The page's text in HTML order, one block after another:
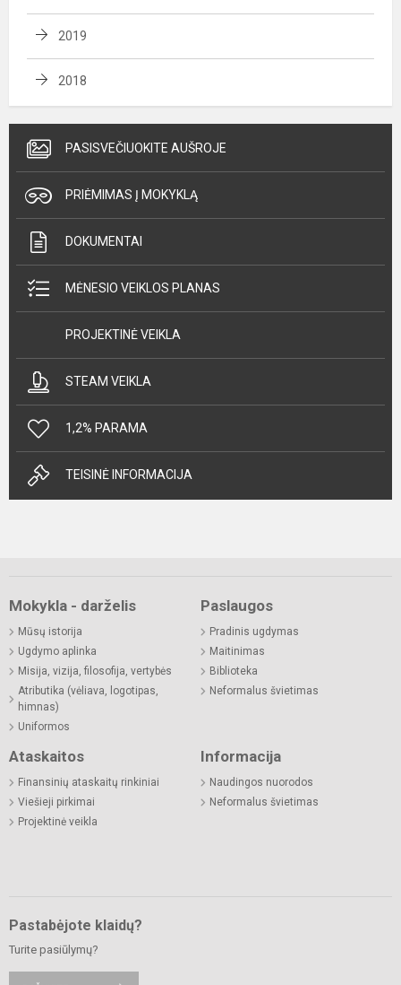
2019
2018
PASISVEČIUOKITE AUŠROJE
PRIĖMIMAS Į MOKYKLĄ
DOKUMENTAI
MĖNESIO VEIKLOS PLANAS
PROJEKTINĖ VEIKLA
STEAM VEIKLA
1,2% PARAMA
TEISINĖ INFORMACIJA
Mokykla - darželis
Mūsų istorija
Ugdymo aplinka
Misija, vizija, filosofija, vertybės
Atributika (vėliava, logotipas,
himnas)
Uniformos
Paslaugos
Pradinis ugdymas
Maitinimas
Biblioteka
Neformalus švietimas
Ataskaitos
Finansinių ataskaitų rinkiniai
Viešieji pirkimai
Projektinė veikla
Informacija
Naudingos nuorodos
Neformalus švietimas
Pastabėjote klaidų?
Turite pasiūlymų?